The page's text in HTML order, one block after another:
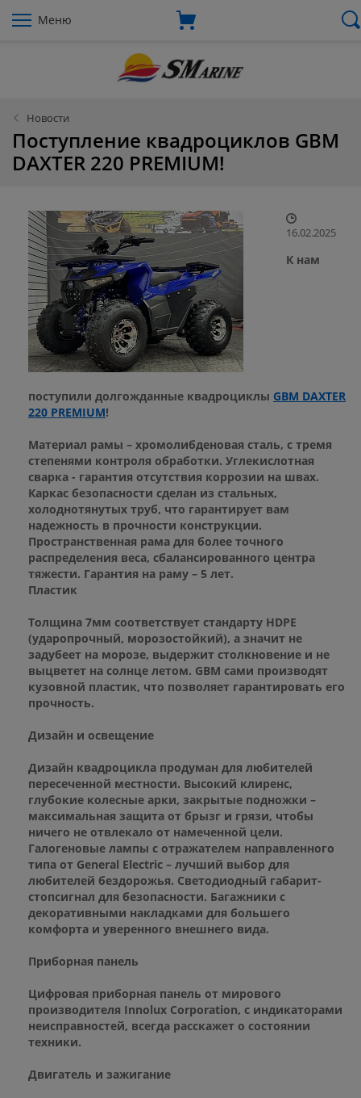
Меню
Новости
Поступление квадроциклов GBM
DAXTER 220 PREMIUM!
16.02.2025
К нам
поступили долгожданные квадроциклы GBM DAXTER
220 PREMIUM!
Материал рамы – хромолибденовая сталь, с тремя
степенями контроля обработки. Углекислотная
сварка - гарантия отсутствия коррозии на швах.
Каркас безопасности сделан из стальных,
холоднотянутых труб, что гарантирует вам
надежность в прочности конструкции.
Пространственная рама для более точного
распределения веса, сбалансированного центра
тяжести. Гарантия на раму – 5 лет.
Пластик
Толщина 7мм соответствует стандарту HDPE
(ударопрочный, морозостойкий), а значит не
задубеет на морозе, выдержит столкновение и не
выцветет на солнце летом. GBM сами производят
кузовной пластик, что позволяет гарантировать его
прочность.
Дизайн и освещение
Дизайн квадроцикла продуман для любителей
пересеченной местности. Высокий клиренс,
глубокие колесные арки, закрытые подножки –
максимальная защита от брызг и грязи, чтобы
ничего не отвлекало от намеченной цели.
Галогеновые лампы с отражателем направленного
типа от General Electric – лучший выбор для
любителей бездорожья. Светодиодный габарит-
стопсигнал для безопасности. Багажники с
декоративными накладками для большего
комфорта и уверенного внешнего вида.
Приборная панель
Цифровая приборная панель от мирового
производителя Innolux Corporation, с индикаторами
неисправностей, всегда расскажет о состоянии
техники.
Двигатель и зажигание